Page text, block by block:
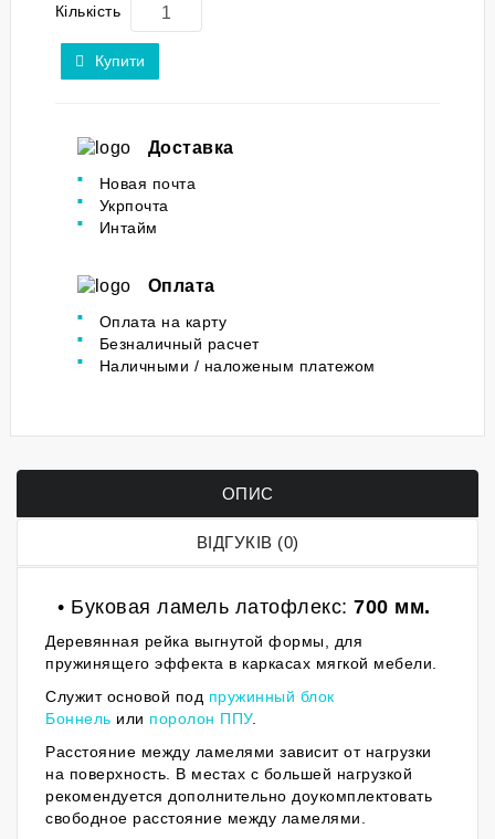
Кількість
Купити
Доставка
Новая почта
Укрпочта
Интайм
Оплата
Оплата на карту
Безналичный расчет
Наличными / наложеным платежом
ОПИС
ВІДГУКІВ (0)
• Буковая ламель латофлекс: 700 мм.
Деревянная рейка выгнутой формы, для
пружинящего эффекта в каркасах мягкой мебели.
Служит основой под пружинный блок
Боннель или поролон ППУ.
Расстояние между ламелями зависит от нагрузки
на поверхность. В местах с большей нагрузкой
рекомендуется дополнительно доукомплектовать
свободное расстояние между ламелями.